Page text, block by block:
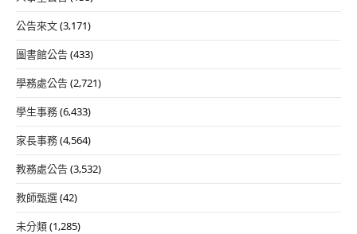
公告來文(3,171)
圖書館公告(433)
學務處公告(2,721)
學生事務(6,433)
家長事務(4,564)
教務處公告(3,532)
教師甄選(42)
未分類(1,285)